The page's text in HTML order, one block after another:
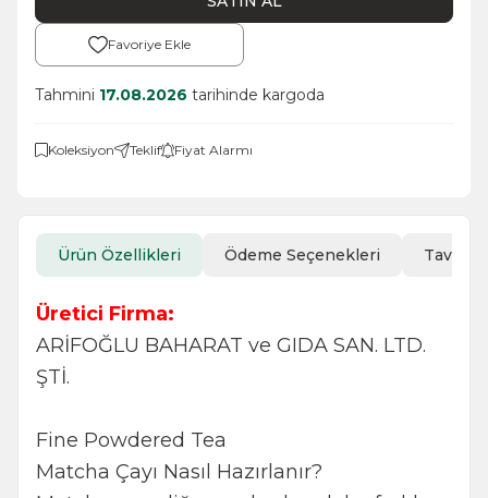
Favoriye Ekle
Tahmini 17.08.2026 tarihinde kargoda
Koleksiyon Teklif Fiyat Alarmı
Ürün Özellikleri Ödeme Seçenekleri Tavsiye
Üretici Firma:
ARİFOĞLU BAHARAT ve GIDA SAN. LTD.
ŞTİ.
Fine Powdered Tea
Matcha Çayı Nasıl Hazırlanır?